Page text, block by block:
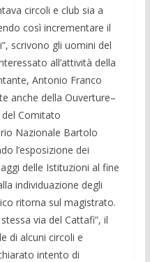
circoli e club sia a
così incrementare il
scrivono gli uomini del
all’attività della
Antonio Franco
anche della Ouverture–
Comitato
Nazionale Bartolo
l’esposizione dei
delle Istituzioni al fine
individuazione degli
ritorna sul magistrato.
via del Cattafi”, il
di alcuni circoli e
intento di